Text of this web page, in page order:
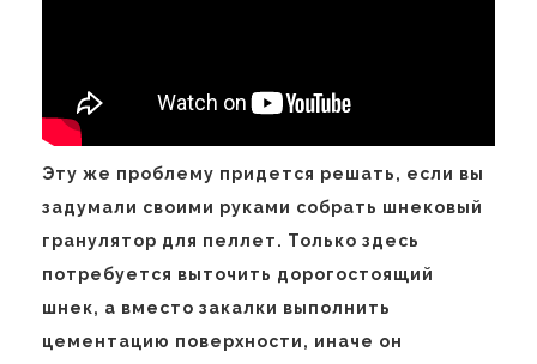
Эту же проблему придется решать, если вы
задумали своими руками собрать шнековый
гранулятор для пеллет. Только здесь
потребуется выточить дорогостоящий
шнек, а вместо закалки выполнить
цементацию поверхности, иначе он